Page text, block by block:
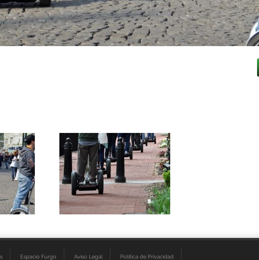
Espacio Furgo Aviso Legal Política de Privacidad